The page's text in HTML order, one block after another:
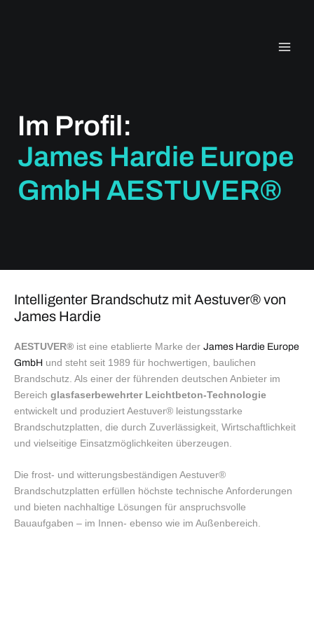
Im Profil:
James Hardie Europe
GmbH AESTUVER®
Intelligenter Brandschutz mit Aestuver® von
James Hardie
AESTUVER® ist eine etablierte Marke der James Hardie Europe
GmbH und steht seit 1989 für hochwertigen, baulichen
Brandschutz. Als einer der führenden deutschen Anbieter im
Bereich glasfaserbewehrter Leichtbeton-Technologie
entwickelt und produziert Aestuver® leistungsstarke
Brandschutzplatten, die durch Zuverlässigkeit, Wirtschaftlichkeit
und vielseitige Einsatzmöglichkeiten überzeugen.
Die frost- und witterungsbeständigen Aestuver®
Brandschutzplatten erfüllen höchste technische Anforderungen
und bieten nachhaltige Lösungen für anspruchsvolle
Bauaufgaben – im Innen- ebenso wie im Außenbereich.